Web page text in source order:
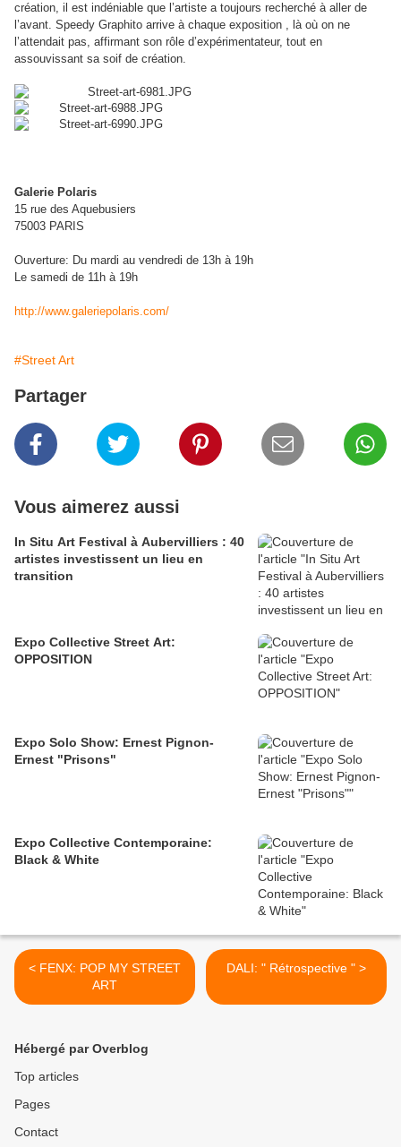
création, il est indéniable que l’artiste a toujours recherché à aller de
l’avant. Speedy Graphito arrive à chaque exposition , là où on ne
l’attendait pas, affirmant son rôle d’expérimentateur, tout en
assouvissant sa soif de création.
Galerie Polaris
15 rue des Aquebusiers
75003 PARIS
Ouverture: Du mardi au vendredi de 13h à 19h
Le samedi de 11h à 19h
http://www.galeriepolaris.com/
#Street Art
Partager
Vous aimerez aussi
In Situ Art Festival à Aubervilliers : 40
artistes investissent un lieu en
transition
Expo Collective Street Art:
OPPOSITION
Expo Solo Show: Ernest Pignon-
Ernest "Prisons"
Expo Collective Contemporaine:
Black & White
< FENX: POP MY STREET
ART
DALI: " Rétrospective " >
Hébergé par Overblog
Top articles
Pages
Contact